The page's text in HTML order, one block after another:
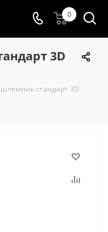
0
3D
стандарт 3D